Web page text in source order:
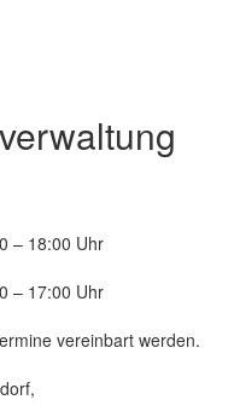
– 18:00 Uhr
– 17:00 Uhr
vereinbart werden.